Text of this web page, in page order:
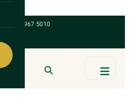
47 9 9967 5010